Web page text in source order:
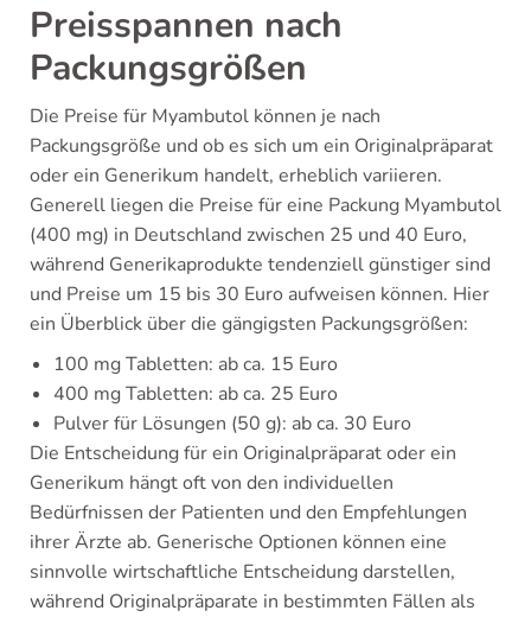
Preisspannen nach
Packungsgrößen
Die Preise für Myambutol können je nach
Packungsgröße und ob es sich um ein Originalpräparat
oder ein Generikum handelt, erheblich variieren.
Generell liegen die Preise für eine Packung Myambutol
(400 mg) in Deutschland zwischen 25 und 40 Euro,
während Generikaprodukte tendenziell günstiger sind
und Preise um 15 bis 30 Euro aufweisen können. Hier
ein Überblick über die gängigsten Packungsgrößen:
100 mg Tabletten: ab ca. 15 Euro
400 mg Tabletten: ab ca. 25 Euro
Pulver für Lösungen (50 g): ab ca. 30 Euro
Die Entscheidung für ein Originalpräparat oder ein
Generikum hängt oft von den individuellen
Bedürfnissen der Patienten und den Empfehlungen
ihrer Ärzte ab. Generische Optionen können eine
sinnvolle wirtschaftliche Entscheidung darstellen,
während Originalpräparate in bestimmten Fällen als